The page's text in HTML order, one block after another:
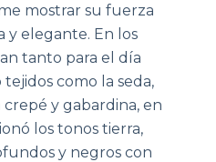
mostrar su fuerza
elegante. En los
tanto para el día
como la seda,
crepé y gabardina, en
los tonos tierra,
y negros con